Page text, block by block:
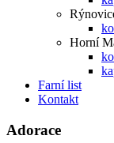
Horní
Farní list
Kontakt
Adorace